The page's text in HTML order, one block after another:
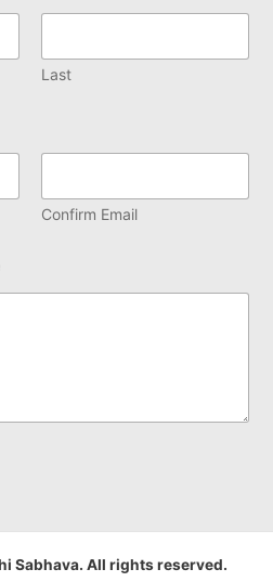
Last
Confirm Email
Sabhava. All rights reserved.